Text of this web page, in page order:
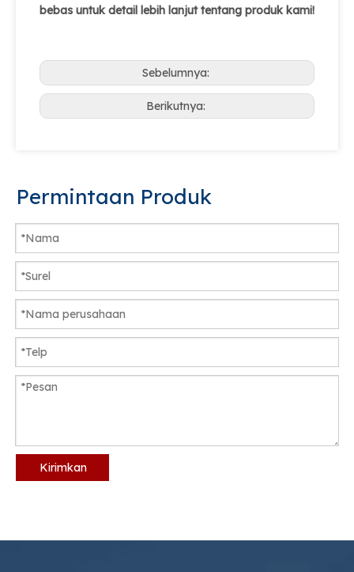
bebas untuk detail lebih lanjut tentang produk kami!
Sebelumnya:
Berikutnya:
Permintaan Produk
Kirimkan